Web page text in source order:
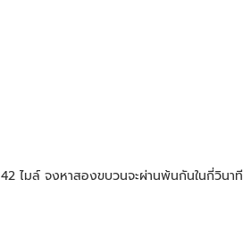
ไมล์ จงหาสองขบวนจะผ่านพ้นกันในกี่วินาที